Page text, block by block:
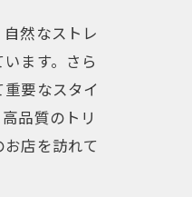
然なストレ
ます。さら
要なスタイ
品質のトリ
店を訪れて